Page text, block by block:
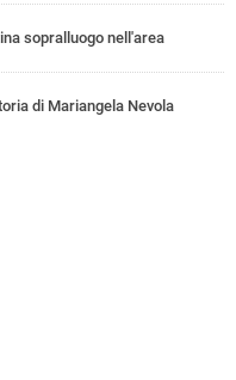
sopralluogo nell'area
di Mariangela Nevola